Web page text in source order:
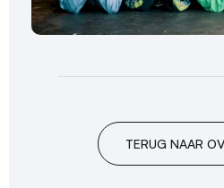
TERUG NAAR